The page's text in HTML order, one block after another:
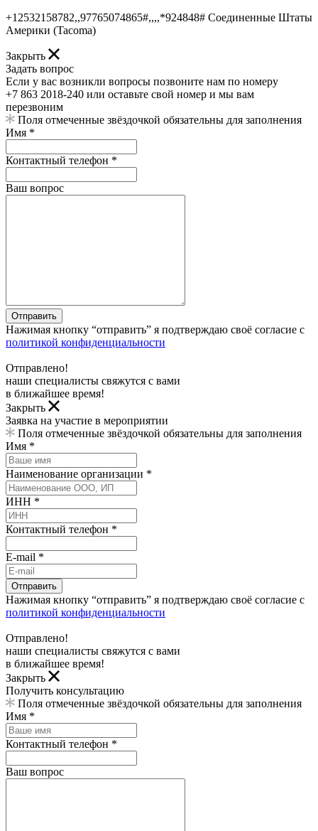
+12532158782,,97765074865#,,,,*924848# Соединенные Штаты
Америки (Tacoma)
Закрыть
Задать вопрос
Если у вас возникли вопросы позвоните нам по номеру
+7 863 2018-240 или оставьте свой номер и мы вам
перезвоним
Поля отмеченные звёздочкой обязательны для заполнения
Имя *
Контактный телефон *
Ваш вопрос
Отправить
Нажимая кнопку “отправить” я подтверждаю своё согласие с
политикой конфиденциальности
Отправлено!
наши специалисты свяжутся с вами
в ближайшее время!
Закрыть
Заявка на участие в мероприятии
Поля отмеченные звёздочкой обязательны для заполнения
Имя *
Наименование организации *
ИНН *
Контактный телефон *
E-mail *
Отправить
Нажимая кнопку “отправить” я подтверждаю своё согласие с
политикой конфиденциальности
Отправлено!
наши специалисты свяжутся с вами
в ближайшее время!
Закрыть
Получить консультацию
Поля отмеченные звёздочкой обязательны для заполнения
Имя *
Контактный телефон *
Ваш вопрос